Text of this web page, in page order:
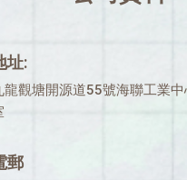
址:
龍觀塘開源道55號海聯工業
郵